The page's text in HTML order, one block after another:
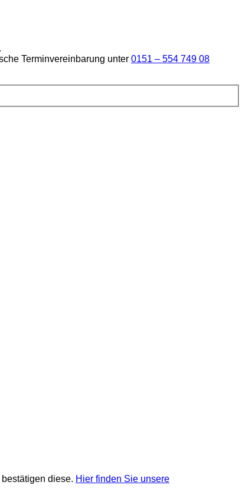
Terminvereinbarung unter 0151 – 554 749 08
diese. Hier finden Sie unsere